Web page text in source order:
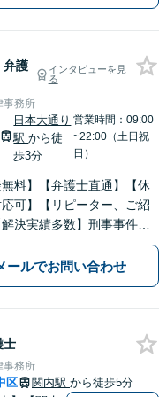
弁護
インタビューを見
る
事務所
日本大通り
駅から徒
歩3分
営業時間：09:00
~22:00（土日祝
日）
無料】【弁護士直通】【休
可】【リピーター、ご紹
決実績多数】刑事事件、
婚、相続など幅広く対
対応と丁寧なサポートに努
ールでお問い合わせ
士
事務所
区 関内駅 から徒歩5分